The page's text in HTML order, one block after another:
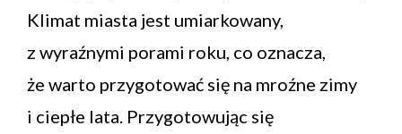
Klimat miasta jest umiarkowany,
z wyraźnymi porami roku, co oznacza,
że warto przygotować się na mroźne zimy
i ciepłe lata. Przygotowując się